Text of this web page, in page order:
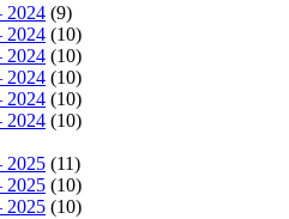
2024 (9)
2024 (10)
2024 (10)
2024 (10)
2024 (10)
2024 (10)
2025 (11)
2025 (10)
2025 (10)